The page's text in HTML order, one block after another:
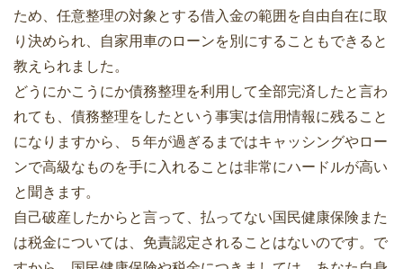
ため、任意整理の対象とする借入金の範囲を自由自在に取
り決められ、自家用車のローンを別にすることもできると
教えられました。
どうにかこうにか債務整理を利用して全部完済したと言わ
れても、債務整理をしたという事実は信用情報に残ること
になりますから、５年が過ぎるまではキャッシングやロー
ンで高級なものを手に入れることは非常にハードルが高い
と聞きます。
自己破産したからと言って、払ってない国民健康保険また
は税金については、免責認定されることはないのです。で